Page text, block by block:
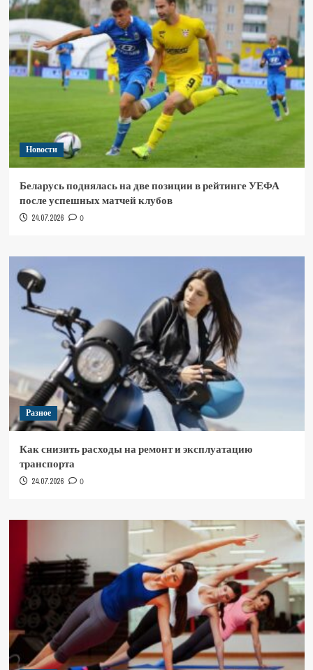
Новости
Беларусь поднялась на две позиции в рейтинге УЕФА
после успешных матчей клубов
24.07.2026 0
Разное
Как снизить расходы на ремонт и эксплуатацию
транспорта
24.07.2026 0